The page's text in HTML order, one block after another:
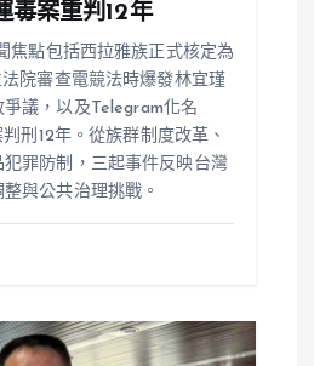
毒案重判12年
焦點包括西拉雅族正式核定為
院審查電競法時爆發林宜瑾
議，以及Telegram化名
刑12年。從族群制度改革、
罪防制，三起事件反映台灣
與公共治理挑戰。